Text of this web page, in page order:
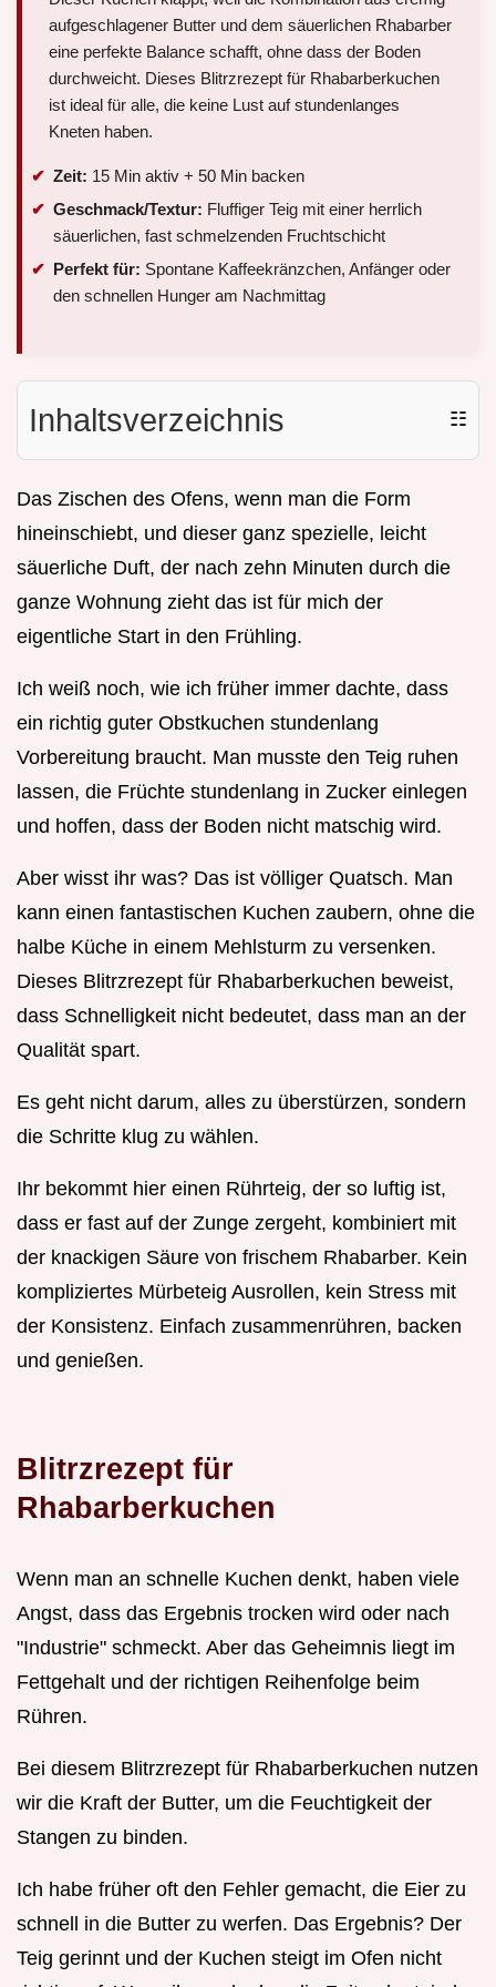
aufgeschlagener Butter und dem säuerlichen Rhabarber
eine perfekte Balance schafft, ohne dass der Boden
durchweicht. Dieses Blitrzrezept für Rhabarberkuchen
ist ideal für alle, die keine Lust auf stundenlanges
Kneten haben.
Zeit: 15 Min aktiv + 50 Min backen
Geschmack/Textur: Fluffiger Teig mit einer herrlich
säuerlichen, fast schmelzenden Fruchtschicht
Perfekt für: Spontane Kaffeekränzchen, Anfänger oder
den schnellen Hunger am Nachmittag
Inhaltsverzeichnis ☷
Das Zischen des Ofens, wenn man die Form
hineinschiebt, und dieser ganz spezielle, leicht
säuerliche Duft, der nach zehn Minuten durch die
ganze Wohnung zieht das ist für mich der
eigentliche Start in den Frühling.
Ich weiß noch, wie ich früher immer dachte, dass
ein richtig guter Obstkuchen stundenlang
Vorbereitung braucht. Man musste den Teig ruhen
lassen, die Früchte stundenlang in Zucker einlegen
und hoffen, dass der Boden nicht matschig wird.
Aber wisst ihr was? Das ist völliger Quatsch. Man
kann einen fantastischen Kuchen zaubern, ohne die
halbe Küche in einem Mehlsturm zu versenken.
Dieses Blitrzrezept für Rhabarberkuchen beweist,
dass Schnelligkeit nicht bedeutet, dass man an der
Qualität spart.
Es geht nicht darum, alles zu überstürzen, sondern
die Schritte klug zu wählen.
Ihr bekommt hier einen Rührteig, der so luftig ist,
dass er fast auf der Zunge zergeht, kombiniert mit
der knackigen Säure von frischem Rhabarber. Kein
kompliziertes Mürbeteig Ausrollen, kein Stress mit
der Konsistenz. Einfach zusammenrühren, backen
und genießen.
Blitrzrezept für
Rhabarberkuchen
Wenn man an schnelle Kuchen denkt, haben viele
Angst, dass das Ergebnis trocken wird oder nach
"Industrie" schmeckt. Aber das Geheimnis liegt im
Fettgehalt und der richtigen Reihenfolge beim
Rühren.
Bei diesem Blitrzrezept für Rhabarberkuchen nutzen
wir die Kraft der Butter, um die Feuchtigkeit der
Stangen zu binden.
Ich habe früher oft den Fehler gemacht, die Eier zu
schnell in die Butter zu werfen. Das Ergebnis? Der
Teig gerinnt und der Kuchen steigt im Ofen nicht